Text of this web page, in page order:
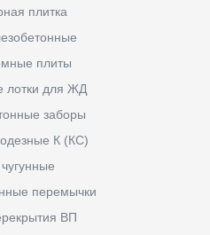
плитка
плиты
лотки для ЖД
заборы
К (КС)
перемычки
ВП